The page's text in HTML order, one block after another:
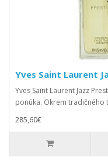
Yves Saint Laurent
Yves Saint Laurent Jazz
ponúka. Okrem tradičného
285,60€